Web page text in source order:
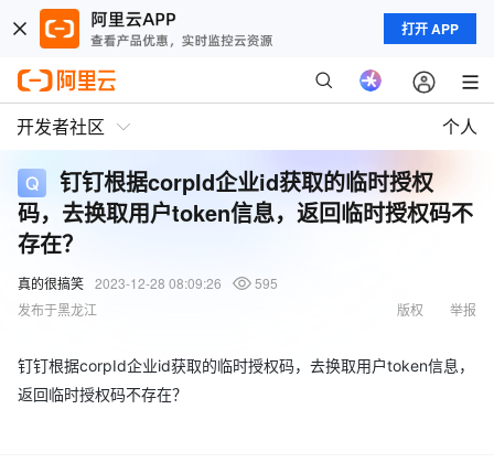
打开 APP
开发者社区 个人
钉钉根据corpId企业id获取的临时授权
码，去换取用户token信息，返回临时授权码不
存在？
真的很搞笑 2023-12-28 08:09:26
595
发布于黑龙江
举报
版权
钉钉根据corpId企业id获取的临时授权码，去换取用户token信息，
返回临时授权码不存在？